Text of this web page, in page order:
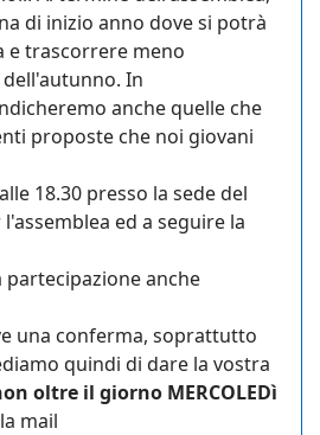
di inizio anno dove si potrà
e trascorrere meno
In
anche quelle che
proposte che noi giovani
18.30 presso la sede del
ed a seguire la
partecipazione anche
una conferma, soprattutto
quindi di dare la vostra
oltre il giorno MERCOLEDì
mail